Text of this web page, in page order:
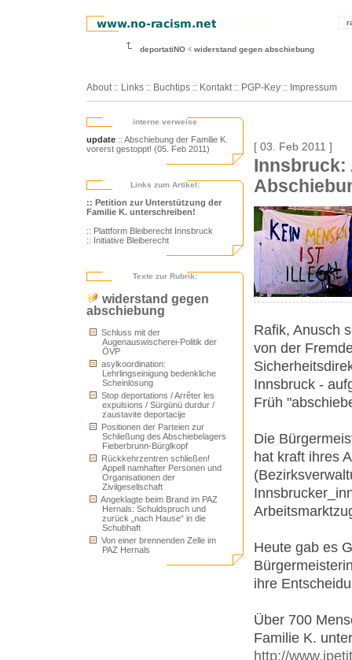
deportatiNO widerstand gegen abschiebung
About :: Links :: Buchtips :: Kontakt :: PGP-Key :: Impressum
interne verweise
update :: Abschiebung der Familie K.
vorerst gestoppt! (05. Feb 2011)
Links zum Artikel:
:: Petition zur Unterstützung der
Familie K. unterschreiben!
:: Plattform Bleiberecht Innsbruck
:: Initiative Bleiberecht
Texte zur Rubrik:
widerstand gegen
abschiebung
Schluss mit der
Augenauswischerei-Politik der
ÖVP
asylkoordination:
Lehrlingseinigung bedenkliche
Scheinlösung
Stop deportations / Arrêter les
expulsions / Sürgünü durdur /
zaustavite deportacije
Positionen der Parteien zur
Schließung des Abschiebelagers
Fieberbrunn-Bürglkopf
Rückkehrzentren schließen!
Appell namhafter Personen und
Organisationen der
Zivilgesellschaft
Angeklagte beim Brand im PAZ
Hernals: Schuldspruch und
zurück „nach Hause“ in die
Schubhaft
Von einer brennenden Zelle im
PAZ Hernals
[ 03. Feb 2011 ]
Innsbruck:
Rafik, Anusch
von der
Innsbruck -
Früh
Die
hat kraft ihres
Heute gab es
ihre
Über 700
Familie K.
http://